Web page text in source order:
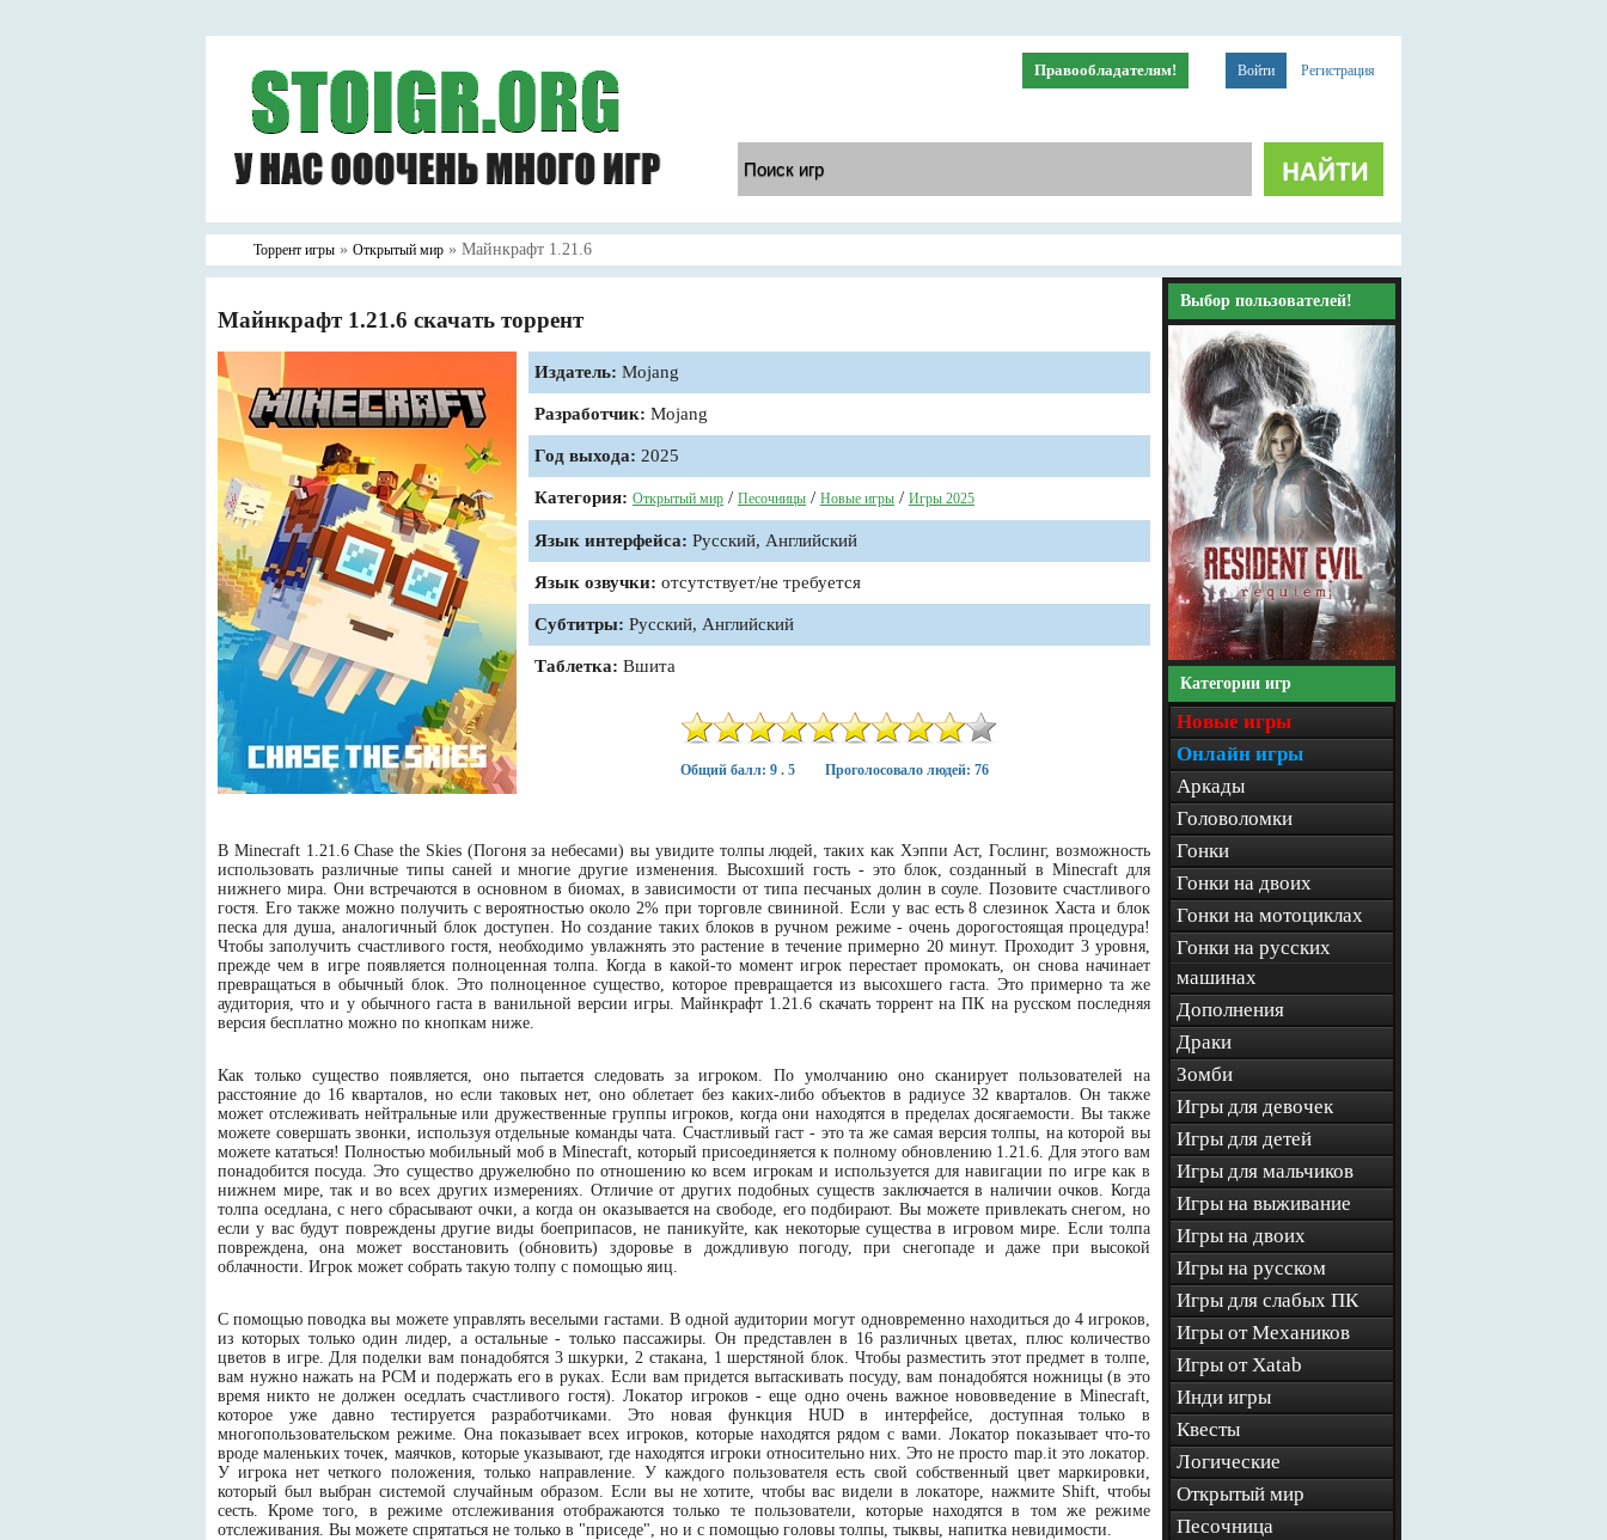
Войти Регистрация
Правообладателям!
Торрент игры » Открытый мир » Майнкрафт 1.21.6
Майнкрафт 1.21.6 скачать торрент
Издатель: Mojang
Разработчик: Mojang
Год выхода: 2025
Категория: Открытый мир / Песочницы / Новые игры / Игры 2025
Язык интерфейса: Русский, Английский
Язык озвучки: отсутствует/не требуется
Субтитры: Русский, Английский
Таблетка: Вшита
Общий балл: 9 . 5 Проголосовало людей: 76
В Minecraft 1.21.6 Chase the Skies (Погоня за небесами) вы увидите толпы людей, таких как Хэппи Аст, Гослинг, возможность
использовать различные типы саней и многие другие изменения. Высохший гость - это блок, созданный в Minecraft для
нижнего мира. Они встречаются в основном в биомах, в зависимости от типа песчаных долин в соуле. Позовите счастливого
гостя. Его также можно получить с вероятностью около 2% при торговле свининой. Если у вас есть 8 слезинок Хаста и блок
песка для душа, аналогичный блок доступен. Но создание таких блоков в ручном режиме - очень дорогостоящая процедура!
Чтобы заполучить счастливого гостя, необходимо увлажнять это растение в течение примерно 20 минут. Проходит 3 уровня,
прежде чем в игре появляется полноценная толпа. Когда в какой-то момент игрок перестает промокать, он снова начинает
превращаться в обычный блок. Это полноценное существо, которое превращается из высохшего гаста. Это примерно та же
аудитория, что и у обычного гаста в ванильной версии игры. Майнкрафт 1.21.6 скачать торрент на ПК на русском последняя
версия бесплатно можно по кнопкам ниже.
Как только существо появляется, оно пытается следовать за игроком. По умолчанию оно сканирует пользователей на
расстояние до 16 кварталов, но если таковых нет, оно облетает без каких-либо объектов в радиусе 32 кварталов. Он также
может отслеживать нейтральные или дружественные группы игроков, когда они находятся в пределах досягаемости. Вы также
можете совершать звонки, используя отдельные команды чата. Счастливый гаст - это та же самая версия толпы, на которой вы
можете кататься! Полностью мобильный моб в Minecraft, который присоединяется к полному обновлению 1.21.6. Для этого вам
понадобится посуда. Это существо дружелюбно по отношению ко всем игрокам и используется для навигации по игре как в
нижнем мире, так и во всех других измерениях. Отличие от других подобных существ заключается в наличии очков. Когда
толпа оседлана, с него сбрасывают очки, а когда он оказывается на свободе, его подбирают. Вы можете привлекать снегом, но
если у вас будут повреждены другие виды боеприпасов, не паникуйте, как некоторые существа в игровом мире. Если толпа
повреждена, она может восстановить (обновить) здоровье в дождливую погоду, при снегопаде и даже при высокой
облачности. Игрок может собрать такую толпу с помощью яиц.
С помощью поводка вы можете управлять веселыми гастами. В одной аудитории могут одновременно находиться до 4 игроков,
из которых только один лидер, а остальные - только пассажиры. Он представлен в 16 различных цветах, плюс количество
цветов в игре. Для поделки вам понадобятся 3 шкурки, 2 стакана, 1 шерстяной блок. Чтобы разместить этот предмет в толпе,
вам нужно нажать на PCM и подержать его в руках. Если вам придется вытаскивать посуду, вам понадобятся ножницы (в это
время никто не должен оседлать счастливого гостя). Локатор игроков - еще одно очень важное нововведение в Minecraft,
которое уже давно тестируется разработчиками. Это новая функция HUD в интерфейсе, доступная только в
многопользовательском режиме. Она показывает всех игроков, которые находятся рядом с вами. Локатор показывает что-то
вроде маленьких точек, маячков, которые указывают, где находятся игроки относительно них. Это не просто map.it это локатор.
У игрока нет четкого положения, только направление. У каждого пользователя есть свой собственный цвет маркировки,
который был выбран системой случайным образом. Если вы не хотите, чтобы вас видели в локаторе, нажмите Shift, чтобы
сесть. Кроме того, в режиме отслеживания отображаются только те пользователи, которые находятся в том же режиме
отслеживания. Вы можете спрятаться не только в "приседе", но и с помощью головы толпы, тыквы, напитка невидимости.
Выбор пользователей!
Категории игр
Новые игры
Онлайн игры
Аркады
Головоломки
Гонки
Гонки на двоих
Гонки на мотоциклах
Гонки на русских
машинах
Дополнения
Драки
Зомби
Игры для девочек
Игры для детей
Игры для мальчиков
Игры на выживание
Игры на двоих
Игры на русском
Игры для слабых ПК
Игры от Механиков
Игры от Xatab
Инди игры
Квесты
Логические
Открытый мир
Песочница